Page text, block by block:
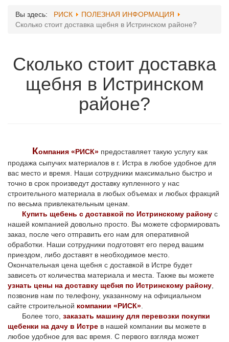
Вы здесь: РИСК
ПОЛЕЗНАЯ ИНФОРМАЦИЯ
Сколько стоит доставка щебня в Истринском районе?
Сколько стоит доставка
щебня в Истринском
районе?
Компания «РИСК» предоставляет такую услугу как
продажа сыпучих материалов в г. Истра в любое удобное для
вас место и время. Наши сотрудники максимально быстро и
точно в срок произведут доставку купленного у нас
строительного материала в любых объемах и любых фракций
по весьма привлекательным ценам.
Купить щебень с доставкой по Истринскому району с
нашей компанией довольно просто. Вы можете сформировать
заказ, после чего отправить его нам для оперативной
обработки. Наши сотрудники подготовят его перед вашим
приездом, либо доставят в необходимое место.
Окончательная цена щебня с доставкой в Истре будет
зависеть от количества материала и места. Также вы можете
узнать цены на доставку щебня по Истринскому району
позвонив нам по телефону, указанному на официальном
сайте строительной компании «РИСК»
Более того, заказать машину для перевозки покупки
щебенки на дачу в Истре в нашей компании вы можете в
любое удобное для вас время. С первого взгляда может